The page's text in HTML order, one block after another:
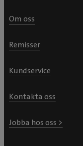
Om oss
Remisser
Kundservice
Kontakta oss
Jobba hos oss >